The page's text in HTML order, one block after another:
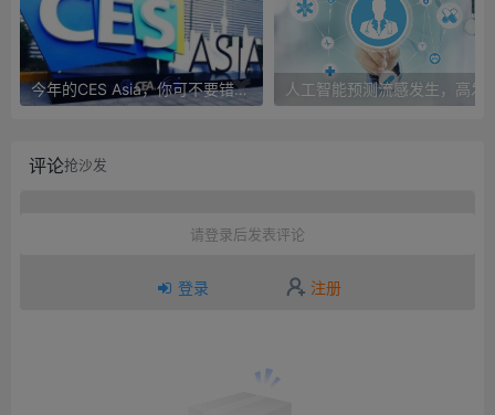
今年的CES Asia，你可不要错过这些自动驾驶看点
评论抢沙发
请登录后发表评论
登录 注册